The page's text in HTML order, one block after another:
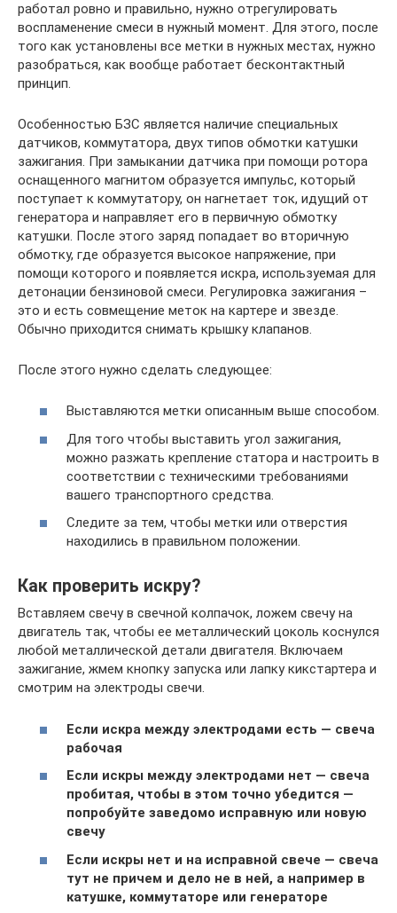
работал ровно и правильно, нужно отрегулировать
воспламенение смеси в нужный момент. Для этого, после
того как установлены все метки в нужных местах, нужно
разобраться, как вообще работает бесконтактный
принцип.
Особенностью БЗС является наличие специальных
датчиков, коммутатора, двух типов обмотки катушки
зажигания. При замыкании датчика при помощи ротора
оснащенного магнитом образуется импульс, который
поступает к коммутатору, он нагнетает ток, идущий от
генератора и направляет его в первичную обмотку
катушки. После этого заряд попадает во вторичную
обмотку, где образуется высокое напряжение, при
помощи которого и появляется искра, используемая для
детонации бензиновой смеси. Регулировка зажигания –
это и есть совмещение меток на картере и звезде.
Обычно приходится снимать крышку клапанов.
После этого нужно сделать следующее:
Выставляются метки описанным выше способом.
Для того чтобы выставить угол зажигания,
можно разжать крепление статора и настроить в
соответствии с техническими требованиями
вашего транспортного средства.
Следите за тем, чтобы метки или отверстия
находились в правильном положении.
Как проверить искру?
Вставляем свечу в свечной колпачок, ложем свечу на
двигатель так, чтобы ее металлический цоколь коснулся
любой металлической детали двигателя. Включаем
зажигание, жмем кнопку запуска или лапку кикстартера и
смотрим на электроды свечи.
Если искра между электродами есть — свеча
рабочая
Если искры между электродами нет — свеча
пробитая, чтобы в этом точно убедится —
попробуйте заведомо исправную или новую
свечу
Если искры нет и на исправной свече — свеча
тут не причем и дело не в ней, а например в
катушке, коммутаторе или генераторе